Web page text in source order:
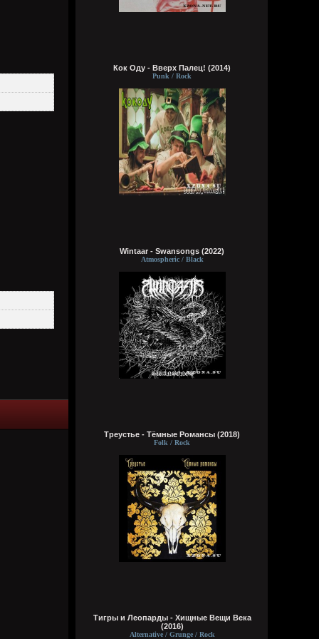
Wirtuozik
Wirtuozik
Вчера в 05:46:44
Кукуня
6 августа 2026
Виртуоз - Говно, залупа, пенис, хер,
давалка, хуй, блядина
Головка, шлюха, жопа, член, еблан,
петух… мудила
Рукоблуд, ссанина, очко, блядун, вагина
Сука, ебланище, влагалище, пердун,
Шалава, хуила, мошонка, елда… раунд!
typical crabs
6 августа 2026
ну пародия на типа батл типа шока и
типа Мирона. абба знает толк в этих
делах. панки просто бомбы
Кукуня
6 августа 2026
Кукуня
6 августа 2026
Кок Оду - Вверх Палец! (2014)
Punk / Rock
Wintaar - Swansongs (2022)
Atmospheric / Black
Треустье - Тёмные Романсы (2018)
Folk / Rock
Тигры и Леопарды - Хищные Вещи Века
(2016)
Alternative / Grunge / Rock